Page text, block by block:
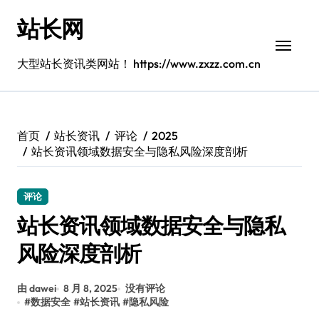
站长网
大型站长资讯类网站！ https://www.zxzz.com.cn
首页 站长资讯 评论
2025
站长资讯领域数据安全与隐私风险深度剖析
评论
站长资讯领域数据安全与隐私
风险深度剖析
由 dawei 8 月 8, 2025 没有评论
#数据安全 #站长资讯 #隐私风险